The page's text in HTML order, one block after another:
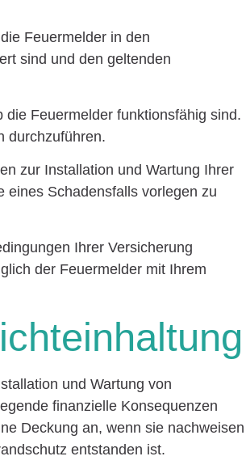
Feuermelder in den
sind und den geltenden
Feuermelder funktionsfähig sind.
durchzuführen.
zur Installation und Wartung Ihrer
eines Schadensfalls vorlegen zu
Ihrer Versicherung
der Feuermelder mit Ihrem
und Wartung von
finanzielle Konsequenzen
Deckung an, wenn sie nachweisen
entstanden ist.